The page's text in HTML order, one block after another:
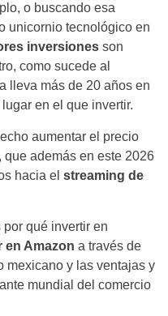
o buscando esa
unicornio tecnológico en
inversiones son
como sucede al
lleva más de 20 años en
en el que invertir.
aumentar el precio
además en este 2026
hacia el streaming de
qué invertir en
en Amazon a través de
mexicano y las ventajas y
mundial del comercio